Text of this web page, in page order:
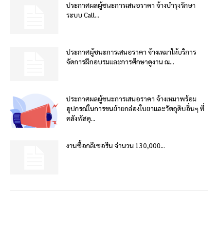
ประกาศผลผู้ชนะการเสนอราคา จ้างบำรุงรักษา
ระบบ Call...
ประกาศผู้ชนะการเสนอราคา จ้างเหมาให้บริการ
จัดการฝึกอบรมและการศึกษาดูงาน ณ...
ประกาศผลผู้ชนะการเสนอราคา จ้างเหมาพร้อม
อุปกรณ์ในการขนย้ายกล่องใบยาและวัตถุดิบอื่นๆ ที่
คลังพัสดุ...
งานซื้อกลีเซอรีน จำนวน 130,000...